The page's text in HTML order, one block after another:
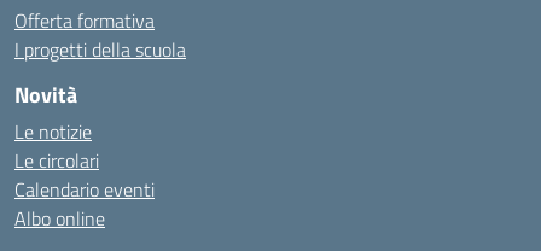
Offerta formativa
I progetti della scuola
Novità
Le notizie
Le circolari
Calendario eventi
Albo online